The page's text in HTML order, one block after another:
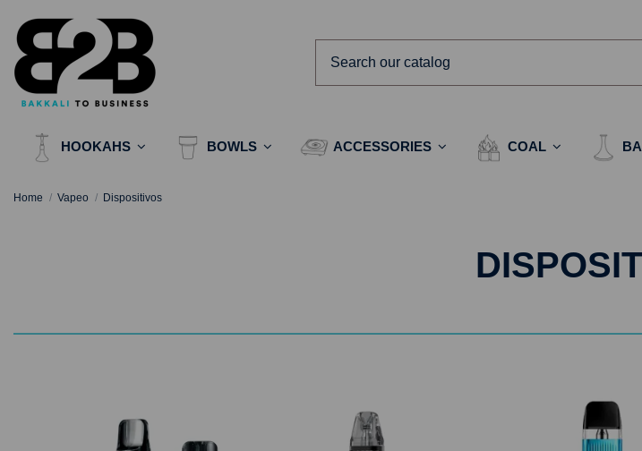
HOOKAHS BOWLS ACCESSORIES COAL
Home Vapeo Dispositivos